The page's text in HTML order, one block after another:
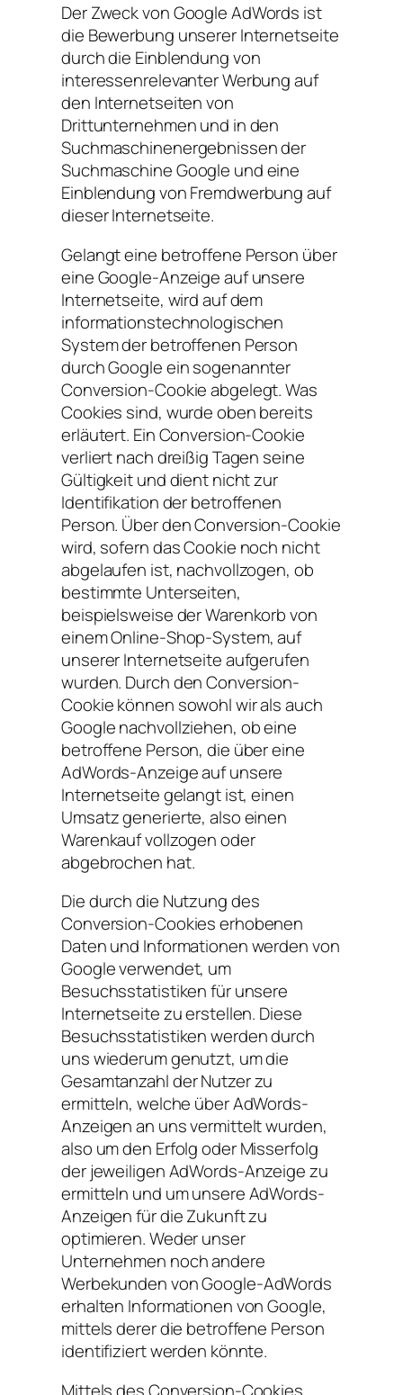
Der Zweck von Google AdWords ist
die Bewerbung unserer Internetseite
durch die Einblendung von
interessenrelevanter Werbung auf
den Internetseiten von
Drittunternehmen und in den
Suchmaschinenergebnissen der
Suchmaschine Google und eine
Einblendung von Fremdwerbung auf
dieser Internetseite.
Gelangt eine betroffene Person über
eine Google-Anzeige auf unsere
Internetseite, wird auf dem
informationstechnologischen
System der betroffenen Person
durch Google ein sogenannter
Conversion-Cookie abgelegt. Was
Cookies sind, wurde oben bereits
erläutert. Ein Conversion-Cookie
verliert nach dreißig Tagen seine
Gültigkeit und dient nicht zur
Identifikation der betroffenen
Person. Über den Conversion-Cookie
wird, sofern das Cookie noch nicht
abgelaufen ist, nachvollzogen, ob
bestimmte Unterseiten,
beispielsweise der Warenkorb von
einem Online-Shop-System, auf
unserer Internetseite aufgerufen
wurden. Durch den Conversion-
Cookie können sowohl wir als auch
Google nachvollziehen, ob eine
betroffene Person, die über eine
AdWords-Anzeige auf unsere
Internetseite gelangt ist, einen
Umsatz generierte, also einen
Warenkauf vollzogen oder
abgebrochen hat.
Die durch die Nutzung des
Conversion-Cookies erhobenen
Daten und Informationen werden von
Google verwendet, um
Besuchsstatistiken für unsere
Internetseite zu erstellen. Diese
Besuchsstatistiken werden durch
uns wiederum genutzt, um die
Gesamtanzahl der Nutzer zu
ermitteln, welche über AdWords-
Anzeigen an uns vermittelt wurden,
also um den Erfolg oder Misserfolg
der jeweiligen AdWords-Anzeige zu
ermitteln und um unsere AdWords-
Anzeigen für die Zukunft zu
optimieren. Weder unser
Unternehmen noch andere
Werbekunden von Google-AdWords
erhalten Informationen von Google,
mittels derer die betroffene Person
identifiziert werden könnte.
Mittels des Conversion-Cookies